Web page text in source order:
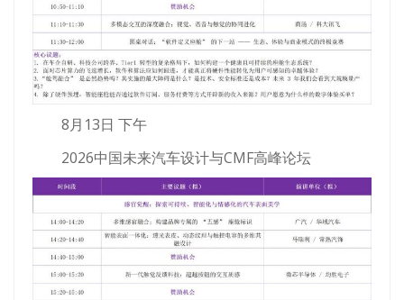
8月13日 下午
2026中国未来汽车设计与CMF高峰论坛